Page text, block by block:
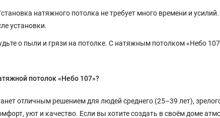
натяжного потолка не требует много времени и
установки.
о пыли и грязи на потолке. С натяжным потолком «Небо
потолок «Небо 107»?
отличным решением для людей среднего (25–39 лет),
уют и качество. Если вы хотите создать в своём доме